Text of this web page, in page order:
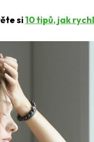
si10 tipů, jak